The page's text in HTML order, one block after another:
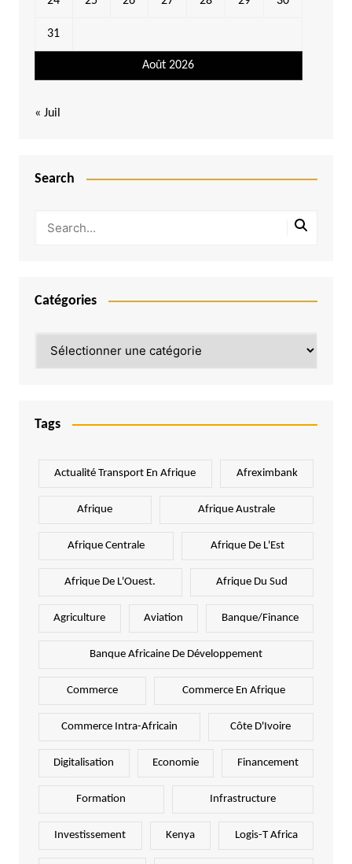
Août 2026
31
« Juil
Search
Catégories
Tags
Actualité Transport En Afrique Afreximbank
Afrique Afrique Australe
Afrique Centrale Afrique De L'Est
Afrique De L'Ouest. Afrique Du Sud
Agriculture Aviation Banque/Finance
Banque Africaine De Développement
Commerce Commerce En Afrique
Commerce Intra-Africain Côte D'Ivoire
Digitalisation Economie Financement
Formation Infrastructure
Investissement Kenya Logis-T Africa